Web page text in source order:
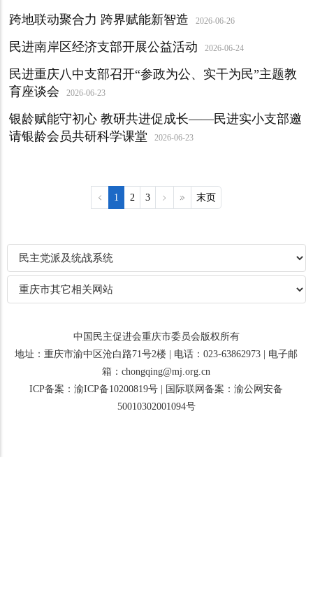
跨地联动聚合力 跨界赋能新智造 2026-06-26
民进南岸区经济支部开展公益活动 2026-06-24
民进重庆八中支部召开“参政为公、实干为民”主题教
育座谈会
2026-06-23
银龄赋能守初心 教研共进促成长——民进实小支部邀
请银龄会员共研科学课堂
2026-06-23
1 2 3 末页
中国民主促进会重庆市委员会版权所有
地址：重庆市渝中区沧白路71号2楼 | 电话：023-63862973 | 电子邮
箱：chongqing@mj.org.cn
ICP备案：渝ICP备10200819号
国际联网备案：渝公网安备
50010302001094号